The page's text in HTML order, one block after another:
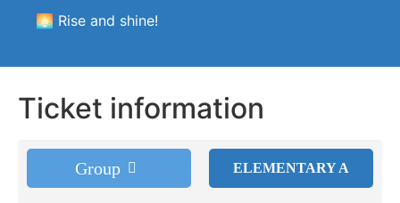
🌅 Rise and shine!
Ticket information
Group ELEMENTARY A